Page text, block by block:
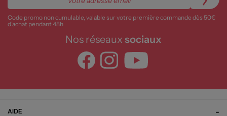
Code promo non cumulable, valable sur votre première commande dès 50€
d’achat pendant 48h
Nos réseaux sociaux
AIDE